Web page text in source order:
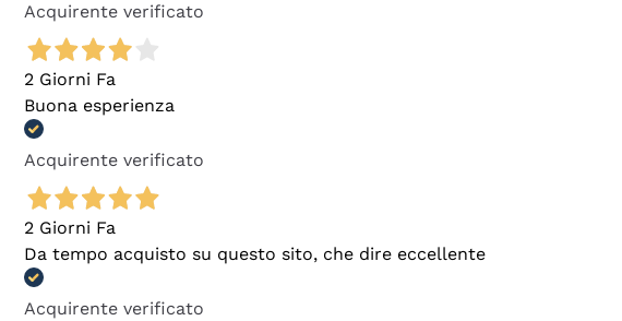
Acquirente verificato
2 Giorni Fa
Buona esperienza
Acquirente verificato
2 Giorni Fa
Da tempo acquisto su questo sito, che dire eccellente
Acquirente verificato